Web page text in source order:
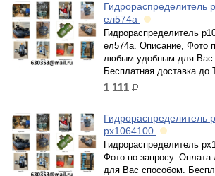
Гидрораспределитель
ел574а
Гидрораспределитель
ел574а. Описание, Фото
любым удобным для Вас
Бесплатная доставка до
1 111 р.
Гидрораспределитель
рх1064100
Гидрораспределитель
Фото по запросу.
для Вас способом.